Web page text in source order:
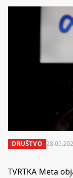
DRUŠTVO
TVRTKA Meta